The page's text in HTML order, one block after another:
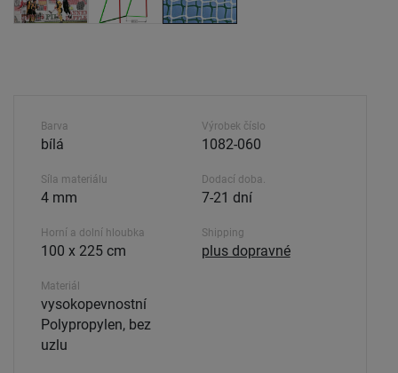
Barva
bílá
Síla materiálu
4 mm
Horní a dolní hloubka
100 x 225 cm
Materiál
vysokopevnostní
Polypropylen, bez
uzlu
Výrobek číslo
1082-060
Dodací doba.
7-21 dní
Shipping
plus dopravné